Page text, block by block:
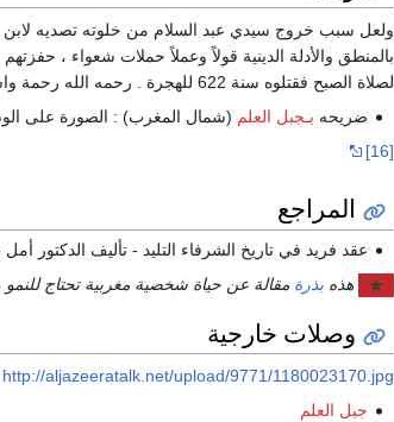
ولعل سبب خروج سيدي عبد السلام من خلوته تصديه لابن
بالمنطق والأدلة الدينية قولاً وعملاً حملات شعواء ،
لصلاة الصبح فقتلوه سنة 622 للهجرة . رحمه الله رحمة واسعة ، وجمعنا به في مقعد صدق عند مليك مقتدر . وصلى الله على محمد وعلى آله وصحبه وسلم تسليماً .
ضريحه بـجبل العلم (شمال المغرب) : الصورة على
[16]
المراجع
عقد فريد في تاريخ الشرفاء التليد - تأليف الدكتور
هذه بذرة مقالة عن حياة شخصية مغربية تحتاج
وصلات خارجية
http://aljazeeratalk.net/upload/9771/1180023170.jpg
جبل العلم